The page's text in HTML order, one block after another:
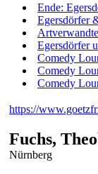
Ende:
Egersdörfer
Egersdörfer
Comedy
Comedy
Comedy
https://
Fuchs,
Nürnberg